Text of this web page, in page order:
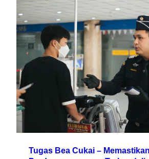
Tugas Bea Cukai –